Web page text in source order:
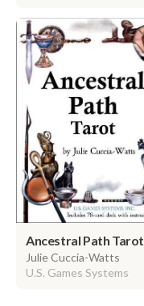
Ancestral Path Tarot
Julie Cuccia-Watts
U.S. Games Systems